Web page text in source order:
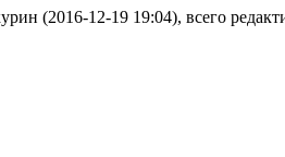
(2016-12-19 19:04), всего